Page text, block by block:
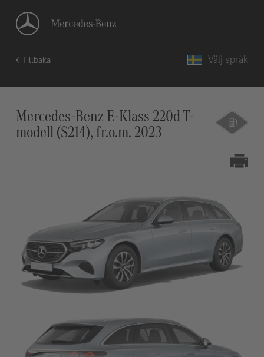
Tillbaka Välj språk
Mercedes-Benz E-Klass 220d T-
modell (S214), fr.o.m. 2023